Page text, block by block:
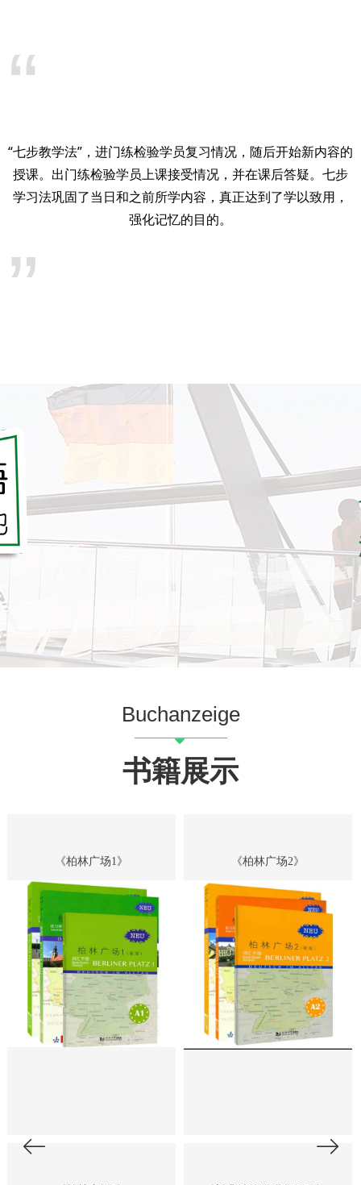
”
“
“七步教学法”，进门练检验学员复习情况，随后开始新内容的
授课。出门练检验学员上课接受情况，并在课后答疑。七步
学习法巩固了当日和之前所学内容，真正达到了学以致用，
强化记忆的目的。
Buchanzeige
뀓
书籍展示
《柏林广场1》 《柏林广场2》
ꂃ ꁹ